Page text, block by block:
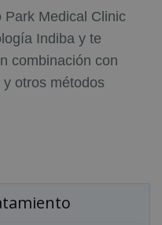
Park Medical Clinic
Indiba y te
combinación con
otros métodos